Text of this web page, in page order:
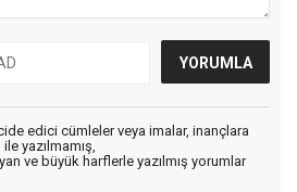
edici cümleler veya imalar, inançlara
yazılmamış,
ve büyük harflerle yazılmış yorumlar